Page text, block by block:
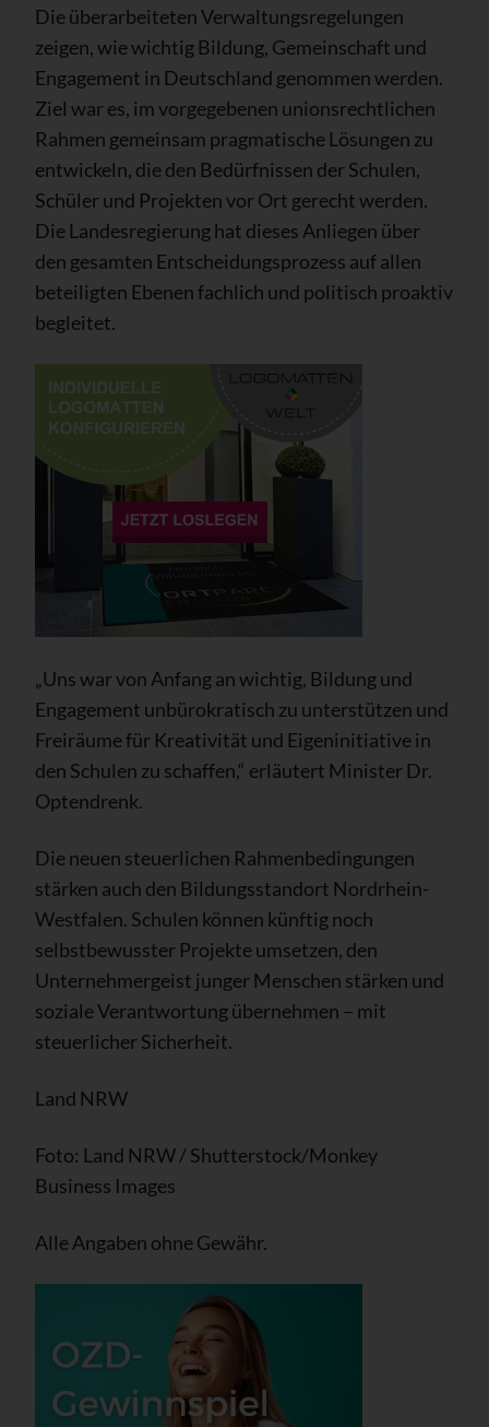
Die überarbeiteten Verwaltungsregelungen
zeigen, wie wichtig Bildung, Gemeinschaft und
Engagement in Deutschland genommen werden.
Ziel war es, im vorgegebenen unionsrechtlichen
Rahmen gemeinsam pragmatische Lösungen zu
entwickeln, die den Bedürfnissen der Schulen,
Schüler und Projekten vor Ort gerecht werden.
Die Landesregierung hat dieses Anliegen über
den gesamten Entscheidungsprozess auf allen
beteiligten Ebenen fachlich und politisch proaktiv
begleitet.
„Uns war von Anfang an wichtig, Bildung und
Engagement unbürokratisch zu unterstützen und
Freiräume für Kreativität und Eigeninitiative in
den Schulen zu schaffen,“ erläutert Minister Dr.
Optendrenk.
Die neuen steuerlichen Rahmenbedingungen
stärken auch den Bildungsstandort Nordrhein-
Westfalen. Schulen können künftig noch
selbstbewusster Projekte umsetzen, den
Unternehmergeist junger Menschen stärken und
soziale Verantwortung übernehmen – mit
steuerlicher Sicherheit.
Land NRW
Foto: Land NRW / Shutterstock/Monkey
Business Images
Alle Angaben ohne Gewähr.